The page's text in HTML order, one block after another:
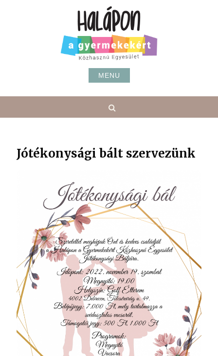
MENU
Jótékonysági bált szervezünk